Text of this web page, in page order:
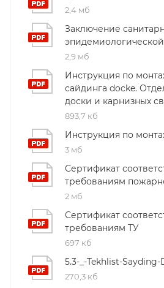
2,4 мб
Заключение
2,9 мб
Инструкция по
сайдинга docke.
доски и карнизных
893,7 кб
Инструкция по
3 мб
Сертификат
требованиям
2 мб
Сертификат
требованиям ТУ
697 кб
5.3-_-Tekhlist-Sayding-
270,3 кб